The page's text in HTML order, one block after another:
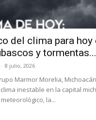
del clima para hoy
y tormentas...
- 8 julio, 2026
Marmor Morelia,
inestable en la capital
la...